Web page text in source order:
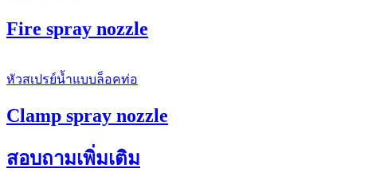
Fire spray nozzle
หัวสเปรย์น้ำแบบล็อคท่อ
Clamp spray nozzle
สอบถามเพิ่มเติม